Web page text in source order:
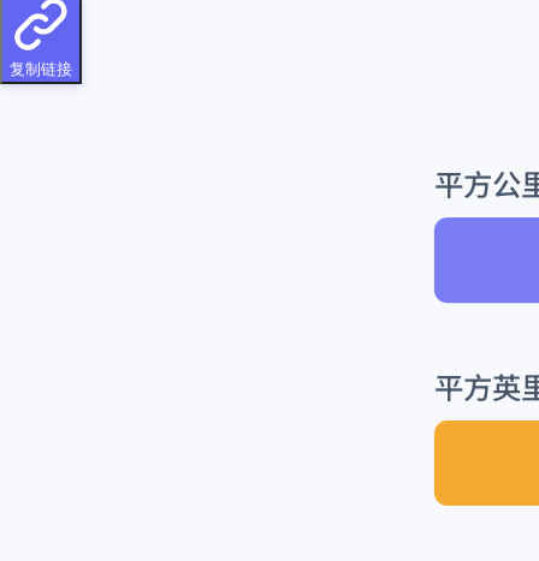
复制链接
平方公
平方英